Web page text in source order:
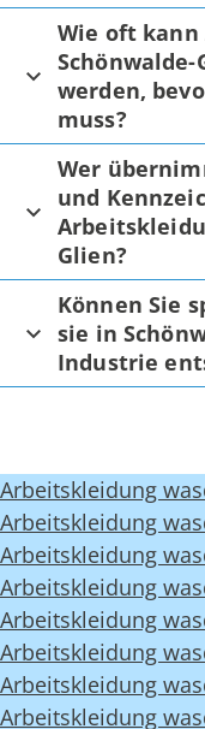
Wie oft
Schönwalde-
werden,
muss?
Wer
und
Glien?
Können Sie
sie in
Industrie
Arbeitskleidung
Arbeitskleidung
Arbeitskleidung
Arbeitskleidung
Arbeitskleidung
Arbeitskleidung
Arbeitskleidung
Arbeitskleidung